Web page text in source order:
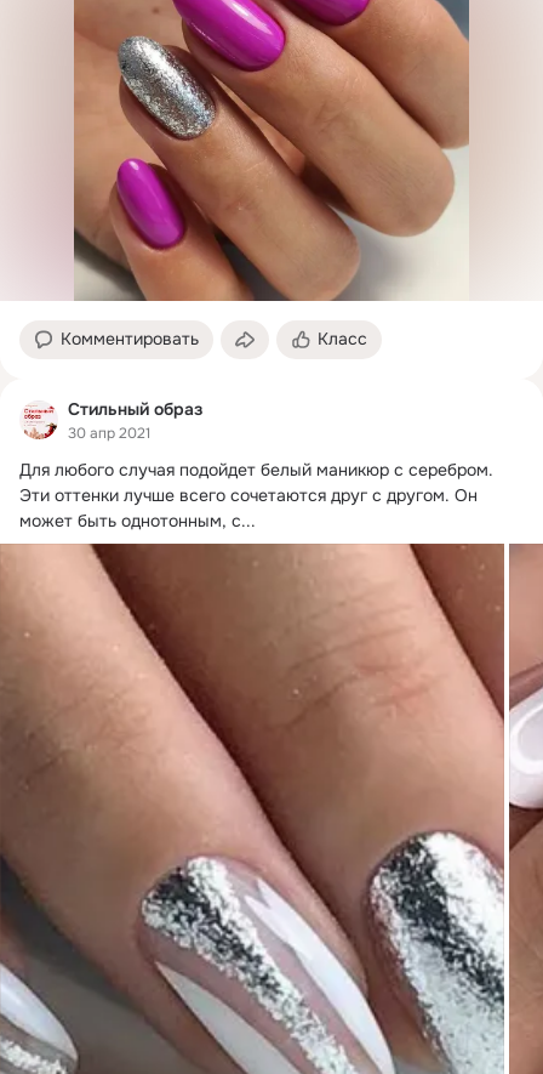
Комментировать Класс
Стильный образ
30 апр 2021
Для любого случая подойдет белый маникюр с серебром.
Эти оттенки лучше всего сочетаются друг с другом. Он
может быть однотонным, с...